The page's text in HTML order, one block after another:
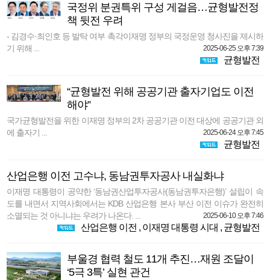
국정위 분권특위 구성 게걸음…균형발전정
책 뒷전 우려
- 김경수·최인호 등 발탁 여부 촉각이재명 정부의 국정운영 청사진을 제시하
기 위해 ...
2025-06-25 오후 7:39
균형발전
“균형발전 위해 공공기관 출자기업도 이전
해야”
국가균형발전을 위한 이재명 정부의 2차 공공기관 이전 대상에 공공기관 외
에 출자기 ...
2025-06-24 오후 7:45
균형발전
산업은행 이전 고수냐, 동남권투자공사 내실화냐
이재명 대통령이 공약한 ‘동남권산업투자공사(동남권투자은행)’ 설립이 속
도를 내면서 지역사회에서는 KDB 산업은행 본사 부산 이전 이슈가 완전히
소멸되는 것 아니냐는 우려가 나온다. ...
2025-06-10 오후 7:46
산업은행 이전 , 이재명 대통령 시대 , 균형발전
부울경 협력 철도 11개 추진…재원 조달이
‘5극 3특’ 실현 관건